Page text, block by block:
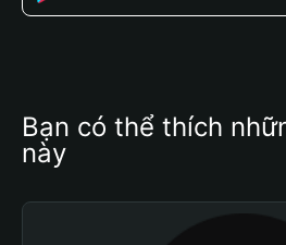
Bạn có thể thích
này